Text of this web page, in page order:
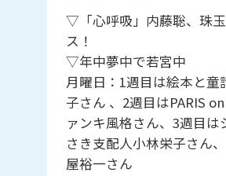
▽「心呼吸」内藤聡、珠
ス！
▽年中夢中で若宮中
月曜日：1週目は絵本と童
子さん 、2週目はPARIS
ァンキ風格さん、3週目は
さき支配人小林栄子さん
屋裕一さん